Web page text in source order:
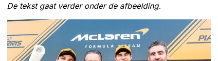
De tekst gaat verder onder de afbeelding.